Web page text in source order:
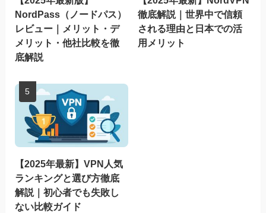
NordPass（ノードパス）
レビュー｜メリット・デ
メリット・他社比較を徹
底解説
徹底解説｜世界中で信頼
される理由と日本での活
用メリット
【2025年最新】VPN人気
ランキングと選び方徹底
解説｜初心者でも失敗し
ない比較ガイド